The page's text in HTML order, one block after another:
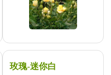
玫瑰-迷你白